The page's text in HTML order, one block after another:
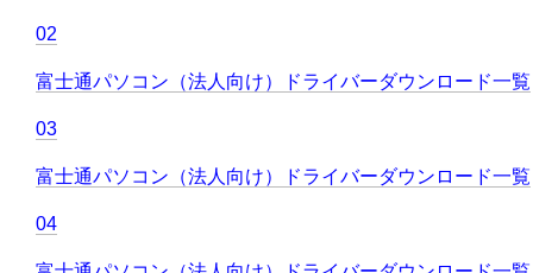
02
富士通パソコン（法人向け）ドライバーダウンロード一覧
03
富士通パソコン（法人向け）ドライバーダウンロード一覧
04